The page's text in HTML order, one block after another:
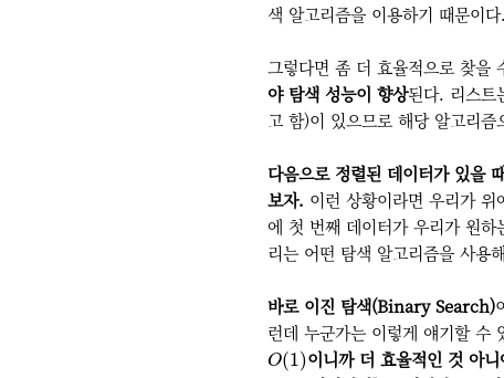
색 알고리즘을 이용하기 때문이다.
그렇다면 좀 더 효율적으로 찾을
야 탐색 성능이 향상된다. 리스트
고 함)이 있으므로 해당 알고리
다음으로 정렬된 데이터가 있을
보자. 이런 상황이라면 우리가
에 첫 번째 데이터가 우리가 원
리는 어떤 탐색 알고리즘을 사용
바로 이진 탐색(Binary Search)
런데 누군가는 이렇게 얘기할 수
O(1)
O(1)이니까 더 효율적인 것 아니